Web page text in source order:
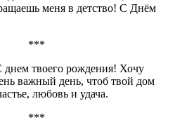
меня в детство! С Днём
***
твоего рождения! Хочу
важный день, чтоб твой дом
любовь и удача.
***